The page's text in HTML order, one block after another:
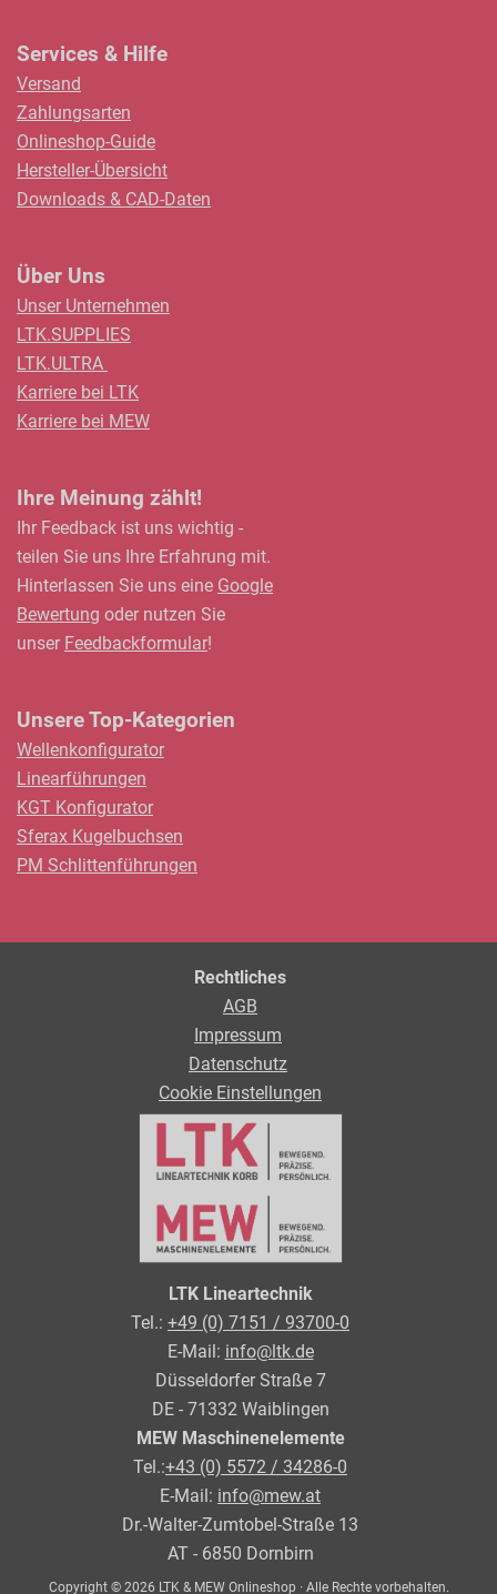
Services & Hilfe
Versand
Zahlungsarten
Onlineshop-Guide
Hersteller-Übersicht
Downloads & CAD-Daten
Über Uns
Unser Unternehmen
LTK.SUPPLIES
LTK.ULTRA
Karriere bei LTK
Karriere bei MEW
Ihre Meinung zählt!
Ihr Feedback ist uns wichtig -
teilen Sie uns Ihre Erfahrung mit.
Hinterlassen Sie uns eine Google
Bewertung oder nutzen Sie
unser Feedbackformular!
Unsere Top-Kategorien
Wellenkonfigurator
Linearführungen
KGT Konfigurator
Sferax Kugelbuchsen
PM Schlittenführungen
Copyright © 2026 LTK & MEW Onlineshop · Alle Rechte vorbehalten.
Rechtliches
AGB
Impressum
Datenschutz
Cookie Einstellungen
LTK Lineartechnik
Tel.: +49 (0) 7151 / 93700-0
E-Mail: info@ltk.de
Düsseldorfer Straße 7
DE - 71332 Waiblingen
MEW Maschinenelemente
Tel.:+43 (0) 5572 / 34286-0
E-Mail: info@mew.at
Dr.-Walter-Zumtobel-Straße 13
AT - 6850 Dornbirn